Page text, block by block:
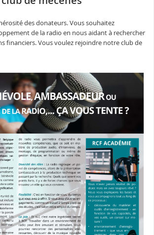
des donateurs. Vous souhaitez
de la radio en nous aidant à rechercher
financiers. Vous voulez rejoindre notre club de